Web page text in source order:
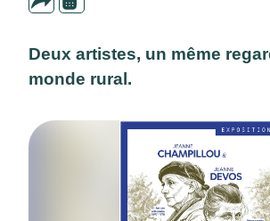
Deux artistes, un même
monde rural.